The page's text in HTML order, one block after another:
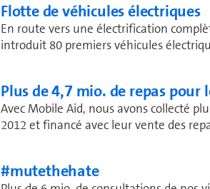
Flotte de véhicules électriques
En route vers une électrification
introduit 80 premiers véhicules
Plus de 4,7 mio. de repas pour
Avec Mobile Aid, nous avons collecté
2012 et financé avec leur vente des
#mutethehate